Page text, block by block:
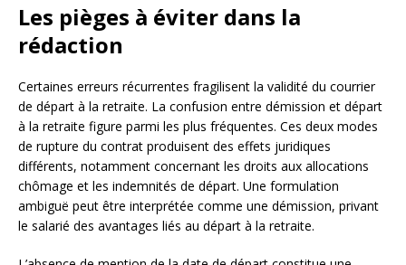
Les pièges à éviter dans la
rédaction
Certaines erreurs récurrentes fragilisent la validité du courrier
de départ à la retraite. La confusion entre démission et départ
à la retraite figure parmi les plus fréquentes. Ces deux modes
de rupture du contrat produisent des effets juridiques
différents, notamment concernant les droits aux allocations
chômage et les indemnités de départ. Une formulation
ambiguë peut être interprétée comme une démission, privant
le salarié des avantages liés au départ à la retraite.